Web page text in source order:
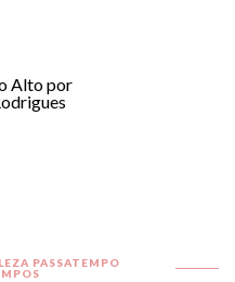
PASSATEMPO